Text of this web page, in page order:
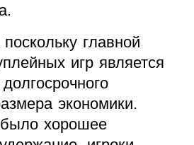
главной
игр является
экономики.
хорошее